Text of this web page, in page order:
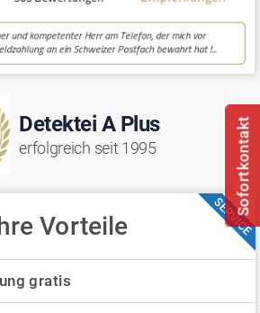
Detektei A Plus
erfolgreich seit 1995
SERVICE
Vorteile
gratis
Sofortkontakt